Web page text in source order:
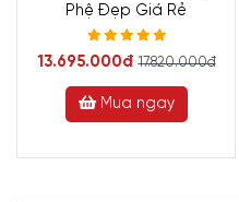
Phệ Đẹp Giá Rẻ
13.695.000đ 17.820.000đ
Mua ngay